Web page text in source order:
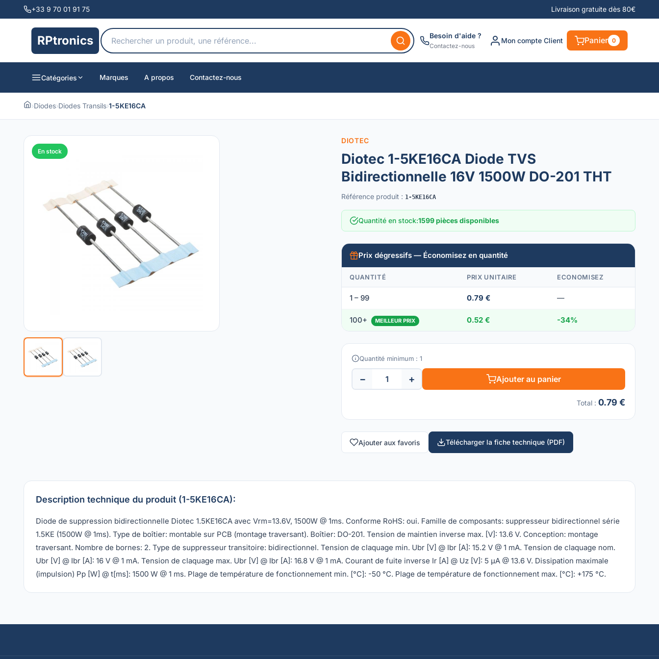
+33 9 70 01 91 75 Livraison gratuite dès 80€
RPtronics Besoin d'aide ?
Contactez-nous
Mon compte Client Panier 0
Catégories Marques A propos Contactez-nous
›Diodes›Diodes Transils›1-5KE16CA
En stock
DIOTEC
Diotec 1-5KE16CA Diode TVS
Bidirectionnelle 16V 1500W DO-201 THT
Référence produit : 1-5KE16CA
Quantité en stock:1599 pièces disponibles
Prix dégressifs — Économisez en quantité
QUANTITÉ PRIX UNITAIRE ECONOMISEZ
1 – 99 0.79 € —
100+ MEILLEUR PRIX 0.52 € -34%
Quantité minimum : 1
− + Ajouter au panier
Total : 0.79 €
Ajouter aux favoris Télécharger la fiche technique (PDF)
Description technique du produit (1-5KE16CA):
Diode de suppression bidirectionnelle Diotec 1.5KE16CA avec Vrm=13.6V, 1500W @ 1ms. Conforme RoHS: oui. Famille de composants: suppresseur bidirectionnel série
1.5KE (1500W @ 1ms). Type de boîtier: montable sur PCB (montage traversant). Boîtier: DO-201. Tension de maintien inverse max. [V]: 13.6 V. Conception: montage
traversant. Nombre de bornes: 2. Type de suppresseur transitoire: bidirectionnel. Tension de claquage min. Ubr [V] @ Ibr [A]: 15.2 V @ 1 mA. Tension de claquage nom.
Ubr [V] @ Ibr [A]: 16 V @ 1 mA. Tension de claquage max. Ubr [V] @ Ibr [A]: 16.8 V @ 1 mA. Courant de fuite inverse Ir [A] @ Uz [V]: 5 µA @ 13.6 V. Dissipation maximale
(impulsion) Pp [W] @ t[ms]: 1500 W @ 1 ms. Plage de température de fonctionnement min. [°C]: -50 °C. Plage de température de fonctionnement max. [°C]: +175 °C.